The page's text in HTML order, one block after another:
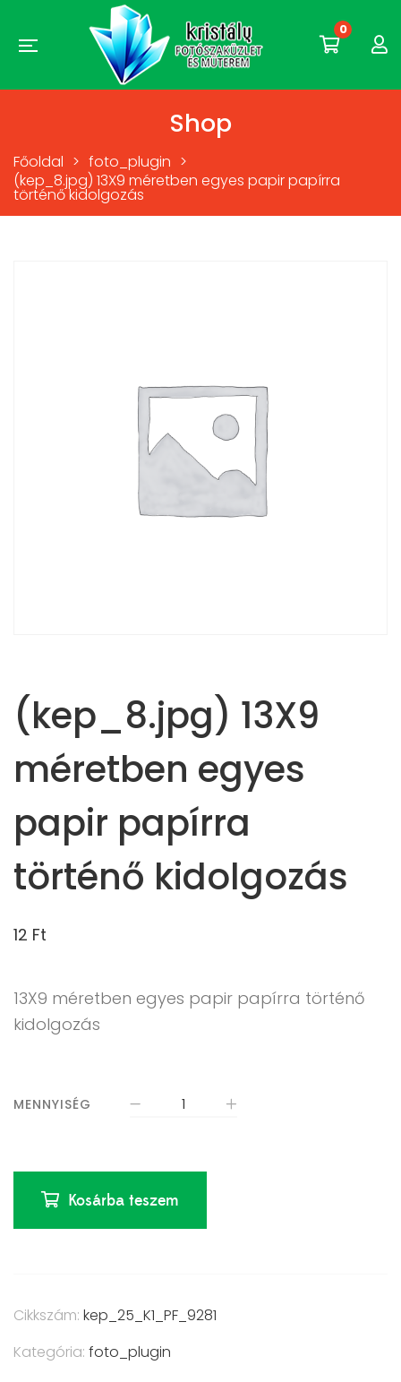
0
Shop
Főoldal > foto_plugin >
(kep_8.jpg) 13X9 méretben egyes papir papírra
történő kidolgozás
(kep_8.jpg) 13X9
méretben egyes
papir papírra
történő kidolgozás
12 Ft
13X9 méretben egyes papir papírra történő
kidolgozás
MENNYISÉG
Kosárba teszem
Cikkszám: kep_25_K1_PF_9281
Kategória: foto_plugin